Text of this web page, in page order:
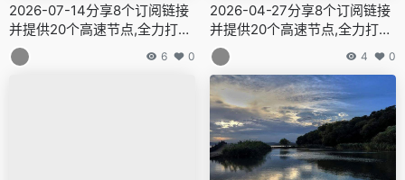
2026-07-14分享8个订阅链接
并提供20个高速节点,全力打造
免费的网络穿越门户,v2ray,cla
sh机场,科学上网翻墙白嫖节点,
6 0
2026-04-27分享8个订阅链接
并提供20个高速节点,全力打造
免费的网络穿越门户,v2ray,cla
sh机场,科学上网翻墙白嫖节点,
免费梯子,白嫖梯子,免费代理,
永久免费代理
4 0